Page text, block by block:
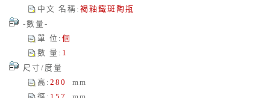
中文 名稱 : 褐釉鐵斑陶瓶
-數量-
單 位 : 個
數 量 : 1
尺寸/度量
高 : 280
mm